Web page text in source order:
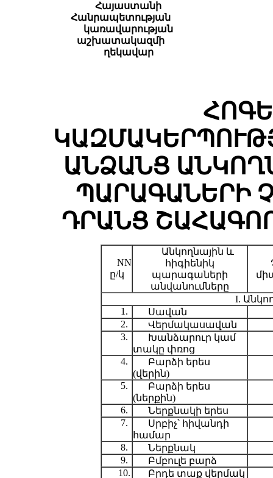
Հայաստանի
Հանրապետության
կառավարության
աշխատակազմի
ղեկավար
ԱՆՁԱՆՑ
ՊԱՐԱԳԱՆԵՐԻ
ԴՐԱՆՑ
NN
ը/կ
Անկողնային և
հիգիենիկ
պարագաների
անվանումները
I.
1.
Սավան
2.
Վերմակասավան
3.
Խանձարուր կամ
տակը փռոց
4.
Բարձի երես
(վերին)
5.
Բարձի երես
(ներքին)
6.
Ներքնակի երես
7.
Սրբիչ՝ հիվանդի
համար
8.
Ներքնակ
9.
Բմբուլե բարձ
10.
Բրդե տաք վերմակ